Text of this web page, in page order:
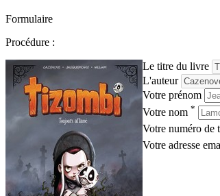
Formulaire
Procédure :
Le titre du livre
L'auteur
Votre prénom
Votre nom *
Votre numéro de
Votre adresse